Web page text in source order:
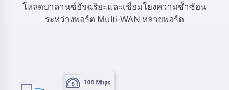
โหลดบาลานซ์อัจฉริยะและเชื่อมโยงความซ้ำซ้อน
ระหว่างพอร์ต Multi-WAN หลายพอร์ต